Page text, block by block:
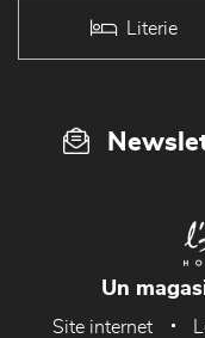
Literie
Un
Site internet